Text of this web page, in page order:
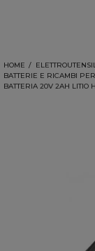
HOME
BATTERIE E RICAMBI
BATTERIA 20V 2AH LITIO